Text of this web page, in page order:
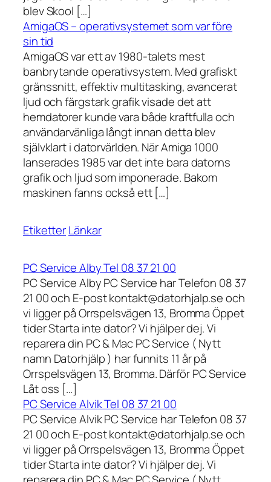
blev Skool […]
AmigaOS – operativsystemet som var före
sin tid
AmigaOS var ett av 1980-talets mest
banbrytande operativsystem. Med grafiskt
gränssnitt, effektiv multitasking, avancerat
ljud och färgstark grafik visade det att
hemdatorer kunde vara både kraftfulla och
användarvänliga långt innan detta blev
självklart i datorvärlden. När Amiga 1000
lanserades 1985 var det inte bara datorns
grafik och ljud som imponerade. Bakom
maskinen fanns också ett […]
EtiketterLänkar
PC Service Alby Tel 08 37 21 00
PC Service Alby PC Service har Telefon 08 37
21 00 och E-post kontakt@datorhjalp.se och
vi ligger på Orrspelsvägen 13, Bromma Öppet
tider Starta inte dator? Vi hjälper dej. Vi
reparera din PC & Mac PC Service ( Nytt
namn Datorhjälp ) har funnits 11 år på
Orrspelsvägen 13, Bromma. Därför PC Service
Låt oss […]
PC Service Alvik Tel 08 37 21 00
PC Service Alvik PC Service har Telefon 08 37
21 00 och E-post kontakt@datorhjalp.se och
vi ligger på Orrspelsvägen 13, Bromma Öppet
tider Starta inte dator? Vi hjälper dej. Vi